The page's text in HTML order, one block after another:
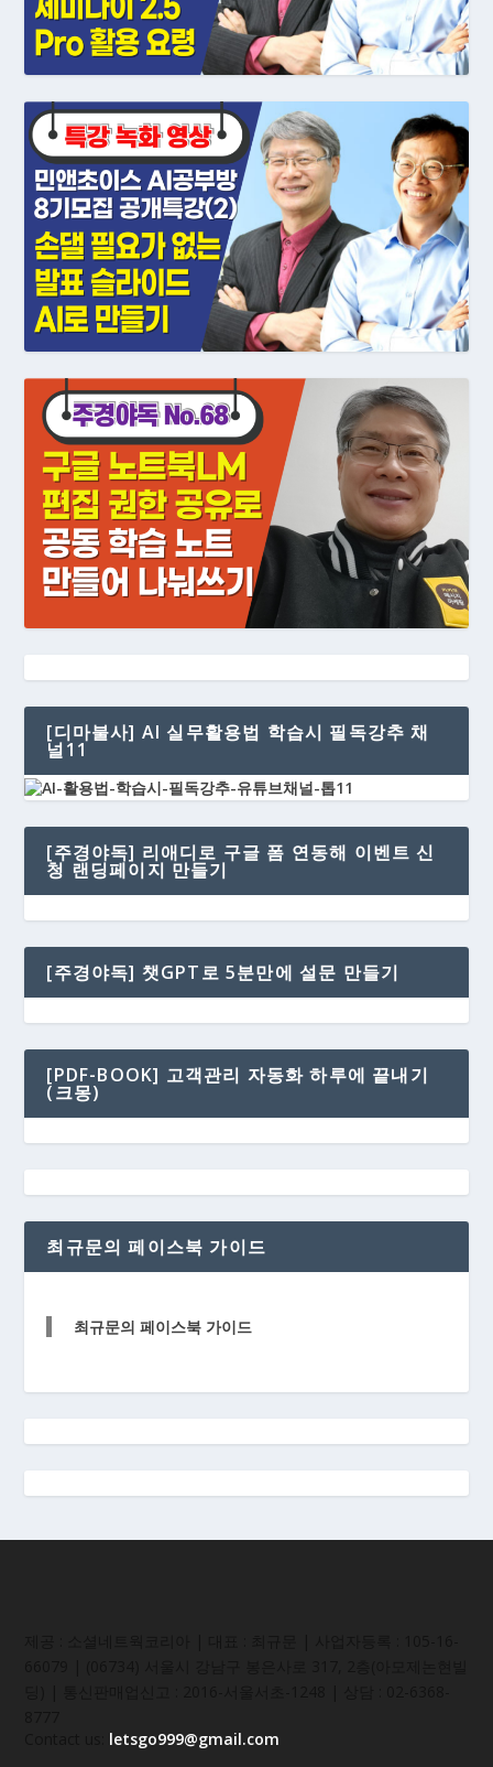
[디마불사] AI 실무활용법 학습시 필독강추 채
널11
[주경야독] 리애디로 구글 폼 연동해 이벤트 신
청 랜딩페이지 만들기
[주경야독] 챗GPT로 5분만에 설문 만들기
[PDF-BOOK] 고객관리 자동화 하루에 끝내기
(크몽)
최규문의 페이스북 가이드
최규문의 페이스북 가이드
letsgo999@gmail.com